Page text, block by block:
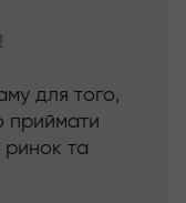
для того,
приймати
ринок та